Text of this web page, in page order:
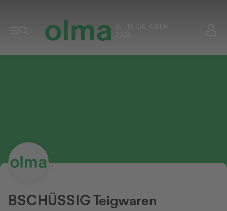
8. - 18. OKTOBER
BSCHÜSSIG Teigwaren